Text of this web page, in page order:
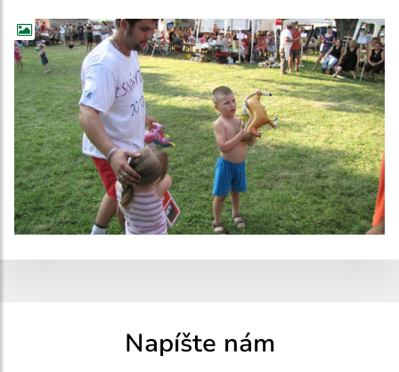
Napíšte nám